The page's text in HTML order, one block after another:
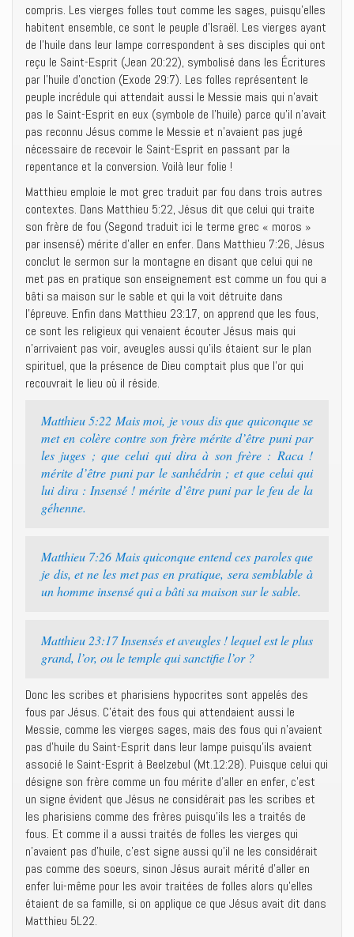
compris. Les vierges folles tout comme les sages, puisqu’elles
habitent ensemble, ce sont le peuple d’Israël. Les vierges ayant
de l’huile dans leur lampe correspondent à ses disciples qui ont
reçu le Saint-Esprit (Jean 20:22), symbolisé dans les Écritures
par l’huile d’onction (Exode 29:7). Les folles représentent le
peuple incrédule qui attendait aussi le Messie mais qui n’avait
pas le Saint-Esprit en eux (symbole de l’huile) parce qu’il n’avait
pas reconnu Jésus comme le Messie et n’avaient pas jugé
nécessaire de recevoir le Saint-Esprit en passant par la
repentance et la conversion. Voilà leur folie !
Matthieu emploie le mot grec traduit par fou dans trois autres
contextes. Dans Matthieu 5:22, Jésus dit que celui qui traite
son frère de fou (Segond traduit ici le terme grec « moros »
par insensé) mérite d’aller en enfer. Dans Matthieu 7:26, Jésus
conclut le sermon sur la montagne en disant que celui qui ne
met pas en pratique son enseignement est comme un fou qui a
bâti sa maison sur le sable et qui la voit détruite dans
l’épreuve. Enfin dans Matthieu 23:17, on apprend que les fous,
ce sont les religieux qui venaient écouter Jésus mais qui
n’arrivaient pas voir, aveugles aussi qu’ils étaient sur le plan
spirituel, que la présence de Dieu comptait plus que l’or qui
recouvrait le lieu où il réside.
Matthieu 5:22 Mais moi, je vous dis que quiconque se
met en colère contre son frère mérite d’être puni par
les juges ; que celui qui dira à son frère : Raca !
mérite d’être puni par le sanhédrin ; et que celui qui
lui dira : Insensé ! mérite d’être puni par le feu de la
géhenne.
Matthieu 7:26 Mais quiconque entend ces paroles que
je dis, et ne les met pas en pratique, sera semblable à
un homme insensé qui a bâti sa maison sur le sable.
Matthieu 23:17 Insensés et aveugles ! lequel est le plus
grand, l’or, ou le temple qui sanctifie l’or ?
Donc les scribes et pharisiens hypocrites sont appelés des
fous par Jésus. C’était des fous qui attendaient aussi le
Messie, comme les vierges sages, mais des fous qui n’avaient
pas d’huile du Saint-Esprit dans leur lampe puisqu’ils avaient
associé le Saint-Esprit à Beelzebul (Mt.12:28). Puisque celui qui
désigne son frère comme un fou mérite d’aller en enfer, c’est
un signe évident que Jésus ne considérait pas les scribes et
les pharisiens comme des frères puisqu’ils les a traités de
fous. Et comme il a aussi traités de folles les vierges qui
n’avaient pas d’huile, c’est signe aussi qu’il ne les considérait
pas comme des soeurs, sinon Jésus aurait mérité d’aller en
enfer lui-même pour les avoir traitées de folles alors qu’elles
étaient de sa famille, si on applique ce que Jésus avait dit dans
Matthieu 5L22.